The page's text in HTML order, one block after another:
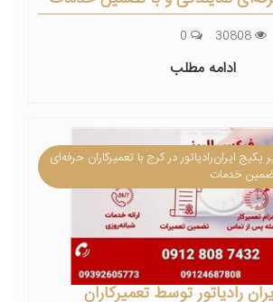
ادامه مطلب
ایران‌رادیاتور در کرج با تعمیرکاران حرفه‌ای
خدمات
رادیاتور توسط تعمیرکاران